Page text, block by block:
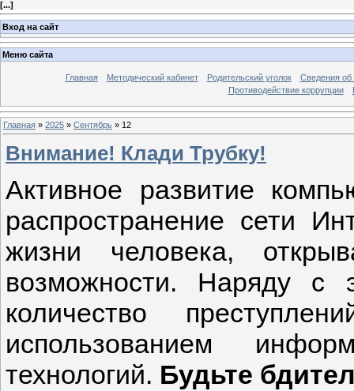
[...]
Вход на сайт
Меню сайта
Главная Методический кабинет Родительский уголок
Сведения об
Противодействие коррупции
Главная » 2025 » Сентябрь » 12
Внимание! Клади Трубку!
Активное развитие
распространение сети
жизни человека,
возможности. Наряду с
количество
использованием
технологий. Будьте